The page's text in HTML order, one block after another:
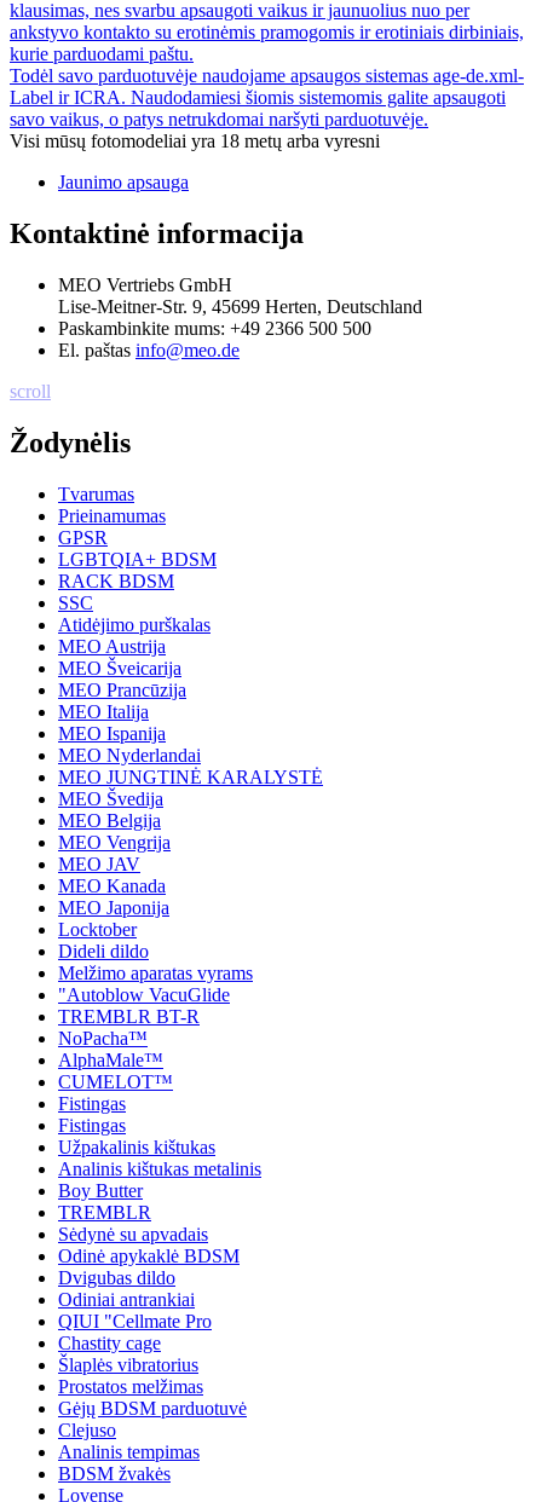
klausimas, nes svarbu apsaugoti vaikus ir jaunuolius nuo per
ankstyvo kontakto su erotinėmis pramogomis ir erotiniais dirbiniais,
kurie parduodami paštu.
Todėl savo parduotuvėje naudojame apsaugos sistemas age-de.xml-
Label ir ICRA. Naudodamiesi šiomis sistemomis galite apsaugoti
savo vaikus, o patys netrukdomai naršyti parduotuvėje.
Visi mūsų fotomodeliai yra 18 metų arba vyresni
Jaunimo apsauga
Kontaktinė informacija
MEO Vertriebs GmbH
Lise-Meitner-Str. 9, 45699 Herten, Deutschland
Paskambinkite mums: +49 2366 500 500
El. paštas info@meo.de
scroll
Žodynėlis
Tvarumas
Prieinamumas
GPSR
LGBTQIA+ BDSM
RACK BDSM
SSC
Atidėjimo purškalas
MEO Austrija
MEO Šveicarija
MEO Prancūzija
MEO Italija
MEO Ispanija
MEO Nyderlandai
MEO JUNGTINĖ KARALYSTĖ
MEO Švedija
MEO Belgija
MEO Vengrija
MEO JAV
MEO Kanada
MEO Japonija
Locktober
Dideli dildo
Melžimo aparatas vyrams
"Autoblow VacuGlide
TREMBLR BT-R
NoPacha™
AlphaMale™
CUMELOT™
Fistingas
Fistingas
Užpakalinis kištukas
Analinis kištukas metalinis
Boy Butter
TREMBLR
Sėdynė su apvadais
Odinė apykaklė BDSM
Dvigubas dildo
Odiniai antrankiai
QIUI "Cellmate Pro
Chastity cage
Šlaplės vibratorius
Prostatos melžimas
Gėjų BDSM parduotuvė
Clejuso
Analinis tempimas
BDSM žvakės
Lovense